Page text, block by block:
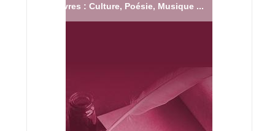
Livres : Culture, Poésie, Musique ...